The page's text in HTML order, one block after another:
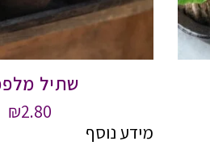
שתיל
₪2.80
מידע נוסף